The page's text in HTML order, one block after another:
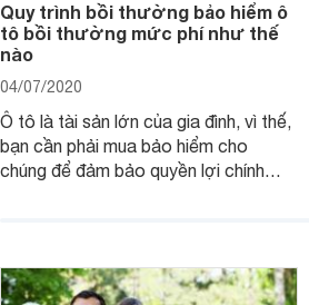
Quy trình bồi thường bảo hiểm ô
tô bồi thường mức phí như thế
nào
04/07/2020
Ô tô là tài sản lớn của gia đình, vì thế,
bạn cần phải mua bảo hiểm cho
chúng để đảm bảo quyền lợi chính
hiểm ô tô ra sao?